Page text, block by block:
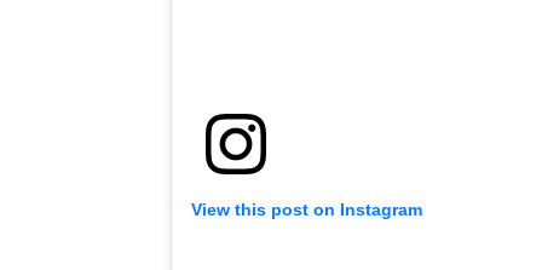
View this post on Instagram